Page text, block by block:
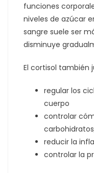
funciones
niveles de azúcar
sangre suele ser
disminuye
El cortisol también
regular los
cuerpo
controlar
reducir la
controlar la